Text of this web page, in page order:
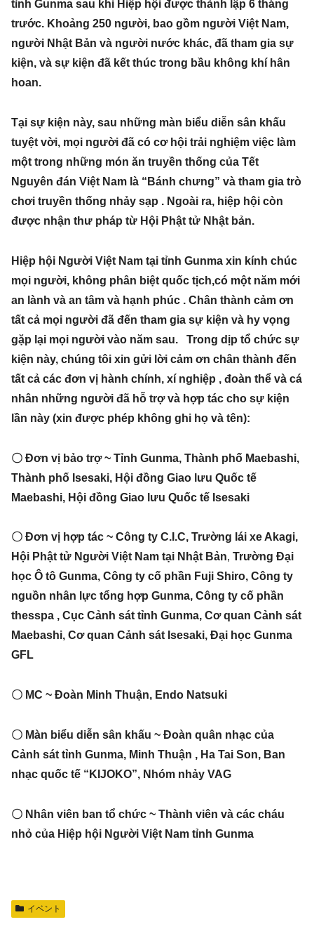
tỉnh Gunma sau khi Hiệp hội được thành lập 6 tháng
trước. Khoảng 250 người, bao gồm người Việt Nam,
người Nhật Bản và người nước khác, đã tham gia sự
kiện, và sự kiện đã kết thúc trong bầu không khí hân
hoan.
Tại sự kiện này, sau những màn biểu diễn sân khấu
tuyệt vời, mọi người đã có cơ hội trải nghiệm việc làm
một trong những món ăn truyền thống của Tết
Nguyên đán Việt Nam là “Bánh chưng” và tham gia trò
chơi truyền thống nhảy sạp . Ngoài ra, hiệp hội còn
được nhận thư pháp từ Hội Phật tử Nhật bản.
Hiệp hội Người Việt Nam tại tỉnh Gunma xin kính chúc
mọi người, không phân biệt quốc tịch,có một năm mới
an lành và an tâm và hạnh phúc . Chân thành cảm ơn
tất cả mọi người đã đến tham gia sự kiện và hy vọng
gặp lại mọi người vào năm sau. Trong dịp tổ chức sự
kiện này, chúng tôi xin gửi lời cảm ơn chân thành đến
tất cả các đơn vị hành chính, xí nghiệp , đoàn thể và cá
nhân những người đã hỗ trợ và hợp tác cho sự kiện
lần này (xin được phép không ghi họ và tên):
〇 Đơn vị bảo trợ ~ Tỉnh Gunma, Thành phố Maebashi,
Thành phố Isesaki, Hội đồng Giao lưu Quốc tế
Maebashi, Hội đồng Giao lưu Quốc tế Isesaki
〇 Đơn vị hợp tác ~ Công ty C.I.C, Trường lái xe Akagi,
Hội Phật tử Người Việt Nam tại Nhật Bản, Trường Đại
học Ô tô Gunma, Công ty cố phần Fuji Shiro, Công ty
nguồn nhân lực tổng hợp Gunma, Công ty cố phần
thesspa , Cục Cảnh sát tỉnh Gunma, Cơ quan Cảnh sát
Maebashi, Cơ quan Cảnh sát Isesaki, Đại học Gunma
GFL
〇 MC ~ Đoàn Minh Thuận, Endo Natsuki
〇 Màn biểu diễn sân khấu ~ Đoàn quân nhạc của
Cảnh sát tỉnh Gunma, Minh Thuận , Ha Tai Son, Ban
nhạc quốc tế “KIJOKO”, Nhóm nhảy VAG
〇 Nhân viên ban tổ chức ~ Thành viên và các cháu
nhỏ của Hiệp hội Người Việt Nam tỉnh Gunma
イベント